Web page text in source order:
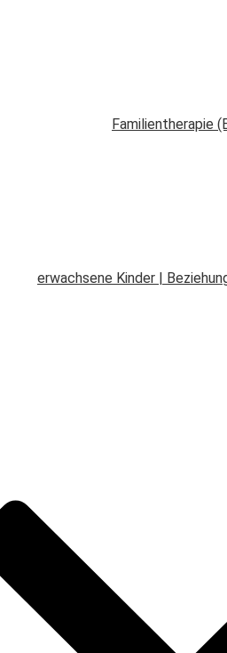
Familientherapie
erwachsene Kinder |